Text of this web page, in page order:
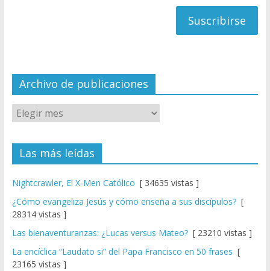
el
Archivo de publicaciones
Las más leídas
Nightcrawler, El X-Men Católico [ 34635 vistas ]
¿Cómo evangeliza Jesús y cómo enseña a sus discípulos?[
28314 vistas ]
Las bienaventuranzas: ¿Lucas versus Mateo?[ 23210 vistas ]
La encíclica “Laudato si” del Papa Francisco en 50 frases [
23165 vistas ]